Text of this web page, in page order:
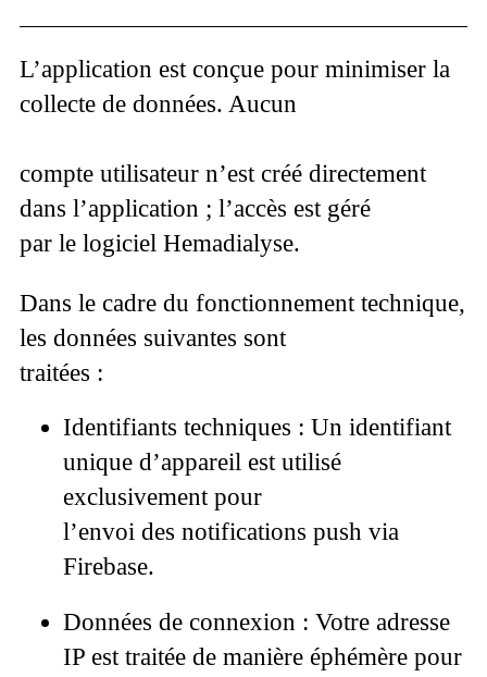
L’application est conçue pour minimiser la
collecte de données. Aucun
compte utilisateur n’est créé directement
dans l’application ; l’accès est géré
par le logiciel Hemadialyse.
Dans le cadre du fonctionnement technique,
les données suivantes sont
traitées :
Identifiants techniques : Un identifiant
unique d’appareil est utilisé
exclusivement pour
l’envoi des notifications push via
Firebase.
Données de connexion : Votre adresse
IP est traitée de manière éphémère pour